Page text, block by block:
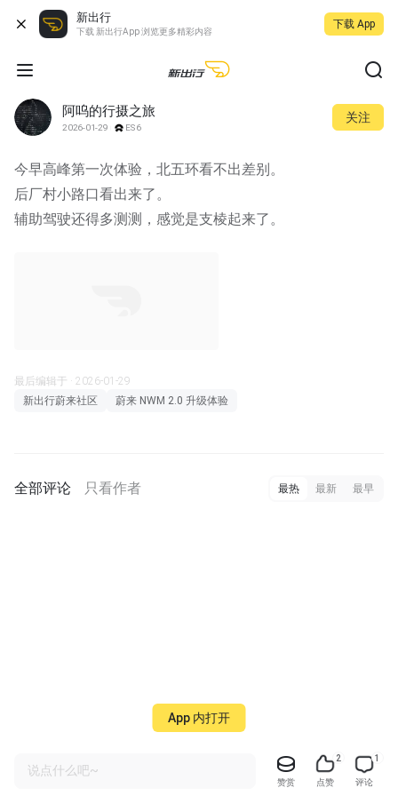
新出行
下载 新出行App 浏览更多精彩内容
下载 App
阿呜的行摄之旅
2026-01-29 ES6
关注
今早高峰第一次体验，北五环看不出差别。
后厂村小路口看出来了。
辅助驾驶还得多测测，感觉是支棱起来了。
最后编辑于 · 2026-01-29
新出行蔚来社区
蔚来 NWM 2.0 升级体验
全部评论 只看作者 最热 最新 最早
说点什么吧~
赞赏
2
点赞
1
评论
App 内打开